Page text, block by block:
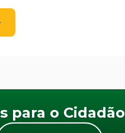
para o Cidadão